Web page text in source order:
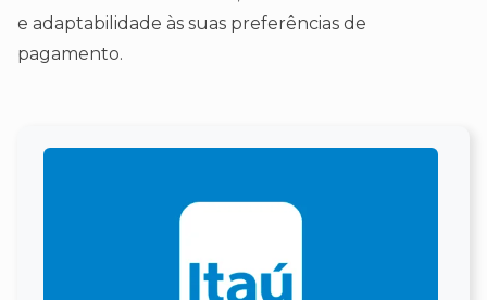
e adaptabilidade às suas preferências de
pagamento.